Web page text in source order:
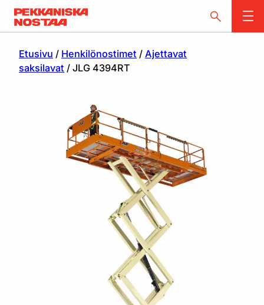
Etusivu / Henkilönostimet / Ajettavat
saksilavat / JLG 4394RT